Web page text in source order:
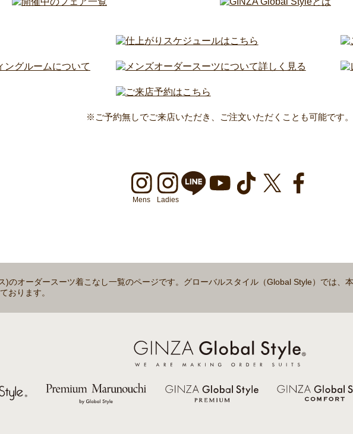
※ご予約無しでご来店いただき、ご注文いただくことも可能です。
Mens Ladies
)のオーダースーツ着こなし一覧のページです。グローバルスタイル（Global Style）では、
おります。